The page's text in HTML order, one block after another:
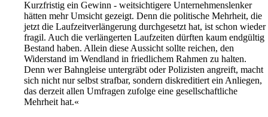
Kurzfristig ein Gewinn - weitsichtigere Unternehmenslenker
hätten mehr Umsicht gezeigt. Denn die politische Mehrheit, die
jetzt die Laufzeitverlängerung durchgesetzt hat, ist schon wieder
fragil. Auch die verlängerten Laufzeiten dürften kaum endgültig
Bestand haben. Allein diese Aussicht sollte reichen, den
Widerstand im Wendland in friedlichem Rahmen zu halten.
Denn wer Bahngleise untergräbt oder Polizisten angreift, macht
sich nicht nur selbst strafbar, sondern diskreditiert ein Anliegen,
das derzeit allen Umfragen zufolge eine gesellschaftliche
Mehrheit hat.«